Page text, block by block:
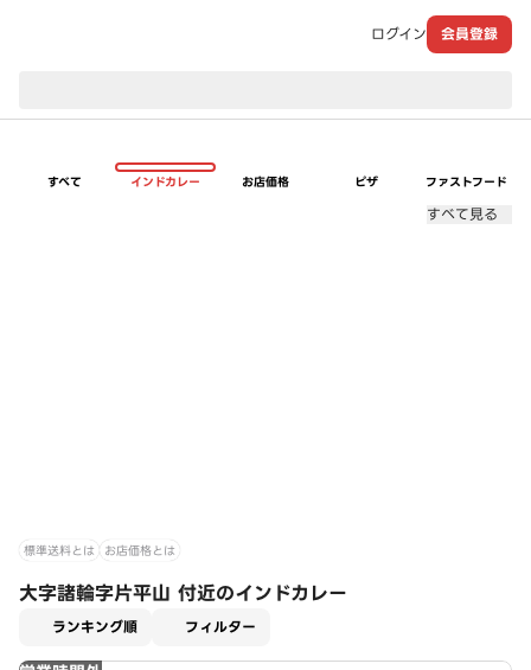
ログイン 会員登録
すべて インドカレー お店価格 ピザ ファストフード
すべて見る
標準送料とは お店価格とは
大字諸輪字片平山 付近のインドカレー
ランキング順 フィルター